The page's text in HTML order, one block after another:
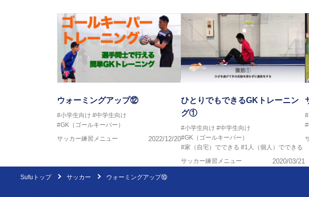
ウォーミングアップ⑫
#小学生向け #中学生向け
#GK（ゴールキーパー）
サッカー練習メニュー
2022/12/20
ひとりでもできるGKトレーニン
グ①
#小学生向け #中学生向け
#GK（ゴールキーパー）
#家（自宅）でできる #1人（個人）でできる
サッカー練習メニュー
2020/03/21
Sufuトップ サッカー ウォーミングアップ⑩